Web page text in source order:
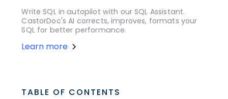
Write SQL in autopilot with our SQL Assistant.
CastorDoc's AI corrects, improves, formats your
SQL for better performance.
Learn more
TABLE OF CONTENTS